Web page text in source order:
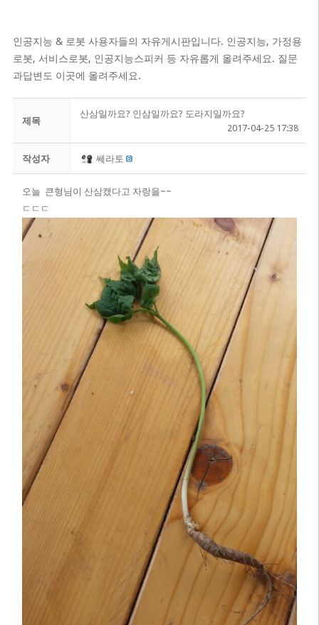
인공지능 & 로봇 사용자들의 자유게시판입니다. 인공지능, 가정용
로봇, 서비스로봇, 인공지능스피커 등 자유롭게 올려주세요. 질문
과답변도 이곳에 올려주세요.
제목
산삼일까요? 인삼일까요? 도라지일까요?
2017-04-25 17:38
작성자 쎄라토
오늘 큰형님이 산삼캤다고 자랑을~~
ㄷㄷㄷ